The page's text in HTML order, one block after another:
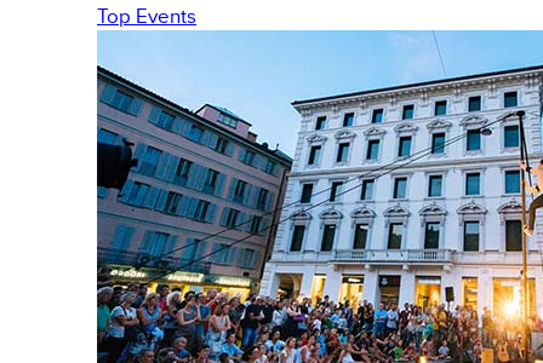
Top Events